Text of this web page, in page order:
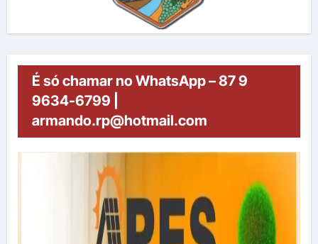
É só chamar no WhatsApp – 87 9
9634-6799 |
armando.rp@hotmail.com